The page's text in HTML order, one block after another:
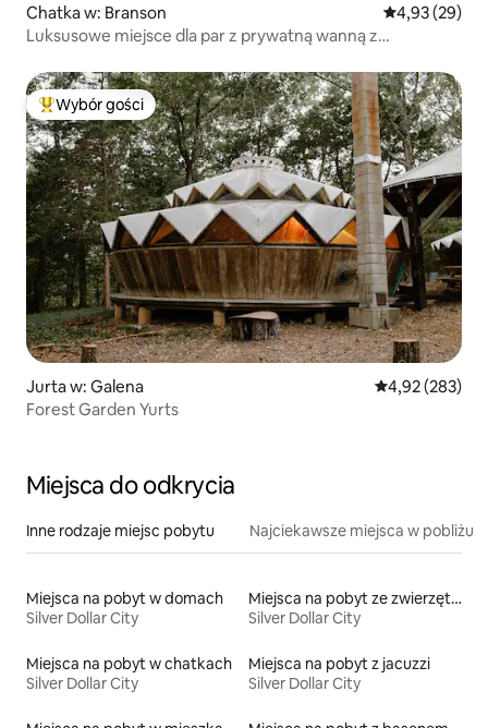
Chatka w: Branson Średnia
4,93 (29)
Luksusowe miejsce dla par z prywatną wanną z
Najpopularniejsze z kategorii Wybór gości
Wybór gości
Jurta w: Galena Średnia
4,92 (283)
Forest Garden Yurts
Miejsca do odkrycia
Inne rodzaje miejsc pobytu Najciekawsze miejsca w pobliżu
Miejsca na pobyt w domach
Silver Dollar City
Miejsca na pobyt ze zwierzętami
Silver Dollar City
Miejsca na pobyt w chatkach
Silver Dollar City
Miejsca na pobyt z jacuzzi
Silver Dollar City